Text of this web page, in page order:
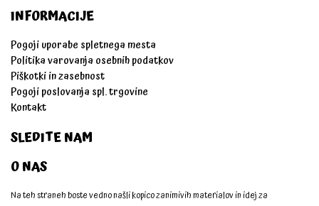
INFORMACIJE
Pogoji uporabe spletnega mesta
Politika varovanja osebnih podatkov
Piškotki in zasebnost
Pogoji poslovanja spl. trgovine
Kontakt
SLEDITE NAM
O NAS
Na teh straneh boste vedno našli kopico zanimivih materialov in idej za